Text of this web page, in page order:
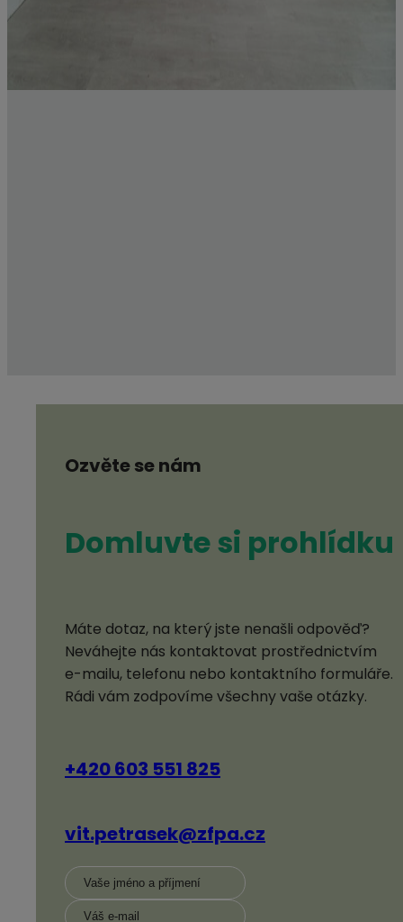
Ozvěte se nám
Domluvte si prohlídku
Máte dotaz, na který jste nenašli odpověď?
Neváhejte nás kontaktovat prostřednictvím
e-mailu, telefonu nebo kontaktního formuláře.
Rádi vám zodpovíme všechny vaše otázky.
+420 603 551 825
vit.petrasek@zfpa.cz